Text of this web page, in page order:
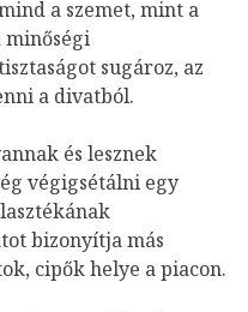
a szemet, mint a
sugároz, az
a divatból.
és lesznek
végigsétálni egy
bizonyítja más
cipők helye a piacon.